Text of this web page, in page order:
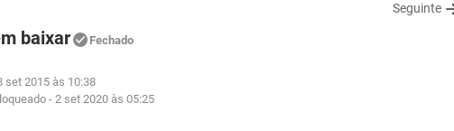
Seguinte
baixar Fechado
set 2015 às 10:38
-2 set 2020 às 05:25